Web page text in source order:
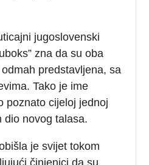
jugoslovenski
zna da su oba
predstavljena, sa
Tako je ime
poznato cijeloj jednoj
dio novog talasa.
je svijet tokom
činjenici da su